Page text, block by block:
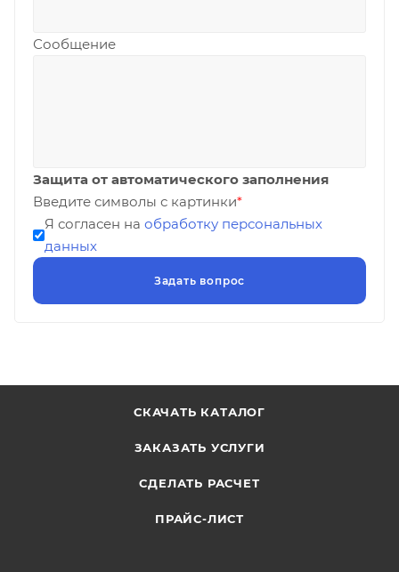
Сообщение
Защита от автоматического заполнения
Введите символы с картинки*
Я согласен на обработку персональных
данных
СКАЧАТЬ КАТАЛОГ
ЗАКАЗАТЬ УСЛУГИ
СДЕЛАТЬ РАСЧЕТ
ПРАЙС-ЛИСТ